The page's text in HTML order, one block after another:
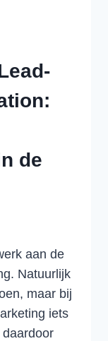
de
aan de
Natuurlijk
maar bij
iets
daardoor